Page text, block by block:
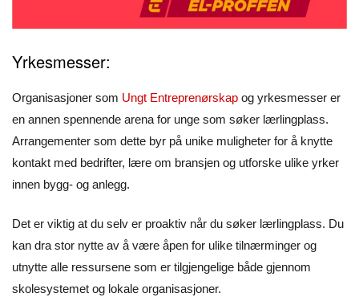
Yrkesmesser:
Organisasjoner som Ungt Entreprenørskap og yrkesmesser er
en annen spennende arena for unge som søker lærlingplass.
Arrangementer som dette byr på unike muligheter for å knytte
kontakt med bedrifter, lære om bransjen og utforske ulike yrker
innen bygg- og anlegg.
Det er viktig at du selv er proaktiv når du søker lærlingplass. Du
kan dra stor nytte av å være åpen for ulike tilnærminger og
utnytte alle ressursene som er tilgjengelige både gjennom
skolesystemet og lokale organisasjoner.